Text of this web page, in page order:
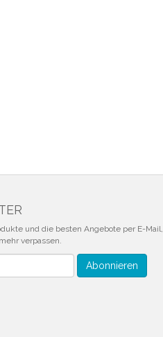
und die besten Angebote per E-Mail,
verpassen.
Abonnieren